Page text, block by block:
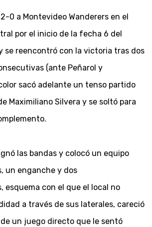
0 a Montevideo Wanderers en el
por el inicio de la fecha 6 del
se reencontró con la victoria tras dos
(ante Peñarol y
sacó adelante un tenso partido
Maximiliano Silvera y se soltó para
las bandas y colocó un equipo
un enganche y dos
esquema con el que el local no
a través de sus laterales, careció
un juego directo que le sentó